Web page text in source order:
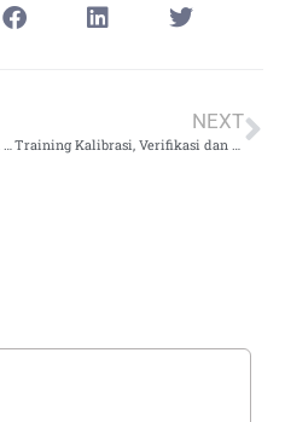
Training Estimasi Ketidakpastian Pengukuran Hasil Kalibrasi
NEXT
Training Kalibrasi, Verifikasi dan Troubleshooting Pada GC